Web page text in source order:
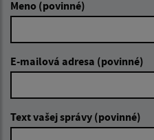
Meno (povinné)
E-mailová adresa (povinné)
Text vašej správy (povinné)